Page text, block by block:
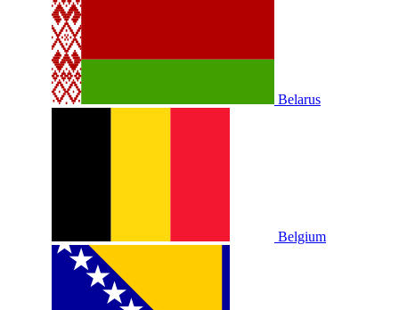
Belarus
Belgium